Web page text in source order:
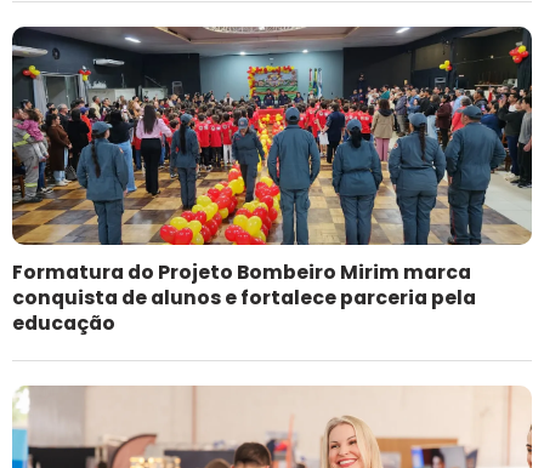
Formatura do Projeto Bombeiro Mirim marca
conquista de alunos e fortalece parceria pela
educação